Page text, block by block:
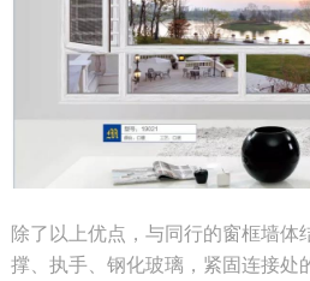
除了以上优点，与同行的窗框墙体
撑、执手、钢化玻璃，紧固连接处